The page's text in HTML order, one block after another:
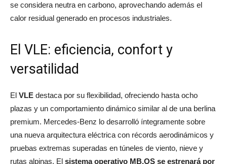
se considera neutra en carbono, aprovechando además el
calor residual generado en procesos industriales.
El VLE: eficiencia, confort y
versatilidad
El VLE destaca por su flexibilidad, ofreciendo hasta ocho
plazas y un comportamiento dinámico similar al de una berlina
premium. Mercedes-Benz lo desarrolló íntegramente sobre
una nueva arquitectura eléctrica con récords aerodinámicos y
pruebas extremas superadas en túneles de viento, nieve y
rutas alpinas. El sistema operativo MB.OS se estrenará por